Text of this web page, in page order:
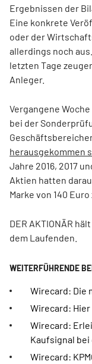
Ergebnissen der
Eine konkrete
oder der
allerdings noch
letzten Tage
Anleger.
Vergangene
bei der
herausgekommen
Jahre 2016, 2017
Aktien hatten
Marke von 140
DER AKTIONÄR
dem Laufenden.
Wirecard: Die
Wirecard:
Wirecard:
Kaufsignal
Wirecard: